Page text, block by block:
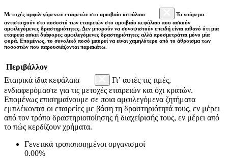
Μετοχές αμφιλεγόμενων εταιρειών στο αμοιβαίο κεφάλαιο
Τα νούμερα
αντιστοιχούν στο ποσοστό των εταιρειών στο αμοιβαίο κεφάλαιο που ασκούν
αμφιλεγόμενες δραστηριότητες. Δεν μπορούν να συνοψιστούν επειδή είναι πιθανό ότι μια
εταιρεία ασκεί διάφορες αμφιλεγόμενες δραστηριότητες αλλά προσμετράται μόνο μία
φορά. Επομένως, το συνολικό ποσό μπορεί να είναι χαμηλότερο από το άθροισμα των
ποσοστών που παρουσιάζονται παρακάτω.
Περιβάλλον
Εταιρικά ίδια κεφάλαια
Γι’ αυτές τις τιμές,
ενδιαφερόμαστε για τις μετοχές εταιρειών και όχι κρατών.
Επομένως επισημαίνουμε σε ποια αμφιλεγόμενα ζητήματα
εμπλέκονται οι εταιρείες με βάση τη δραστηριότητά τους, εν μέρει
από τον τρόπο δραστηριοποίησης ή διαχείρισής τους, εν μέρει από
το πώς κερδίζουν χρήματα.
Γενετικά τροποποιημένοι οργανισμοί
0.00%